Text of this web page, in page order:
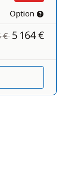
Option
€ 5 164 €